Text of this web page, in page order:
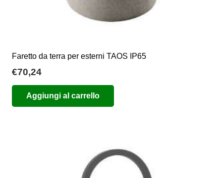
Faretto da terra per esterni TAOS IP65
€70,24
Aggiungi al carrello